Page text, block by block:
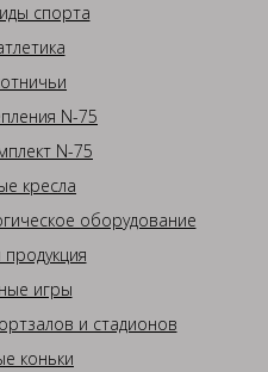
спорта
N-75
N-75
кресла
оборудование
игры
и стадионов
коньки